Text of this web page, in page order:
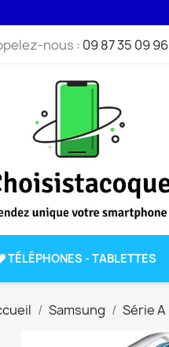
nous : 09 87 35 09 96
TÉLÉPHONES - TABLETTES
Samsung Série A